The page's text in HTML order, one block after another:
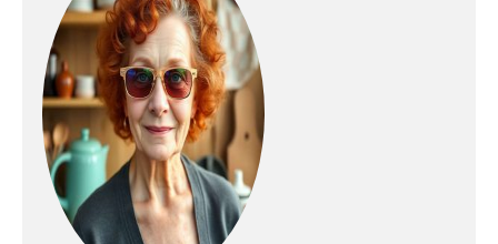
gaufres sont dotées d'un
revêtement antiadhésif
pour un démoulage facile
et un service sans souci
HAUTE PRÉCISION :
thermostat réglable (7
niveaux de cuisson) avec
préchauffage et témoins
de cuisson pour des
résultats parfaits